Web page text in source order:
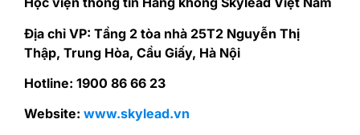
Địa chỉ VP: Tầng 2 tòa nhà 25T2 Nguyễn Thị
Thập, Trung Hòa, Cầu Giấy, Hà Nội
Hotline: 1900 86 66 23
Website: www.skylead.vn